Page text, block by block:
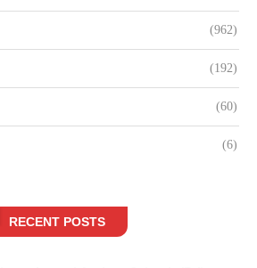
(962)
(192)
(60)
(6)
RECENT POSTS